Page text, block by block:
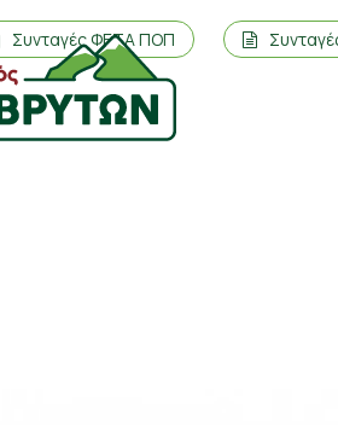
Συνταγές ΦΕΤΑ ΠΟΠ